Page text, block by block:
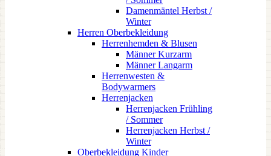
Damenmäntel Herbst /
Winter
Herren Oberbekleidung
Herrenhemden & Blusen
Männer Kurzarm
Männer Langarm
Herrenwesten &
Bodywarmers
Herrenjacken
Herrenjacken Frühling
/ Sommer
Herrenjacken Herbst /
Winter
Oberbekleidung Kinder